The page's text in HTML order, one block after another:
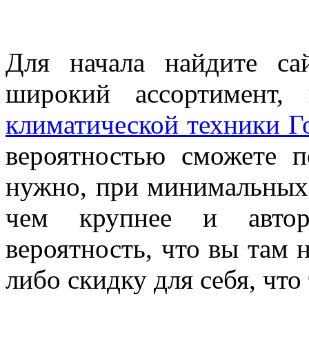
Для начала найдите
широкий
климатической техники
вероятностью сможете
нужно, при минимальных
чем крупнее и
вероятность, что вы там
либо скидку для себя,